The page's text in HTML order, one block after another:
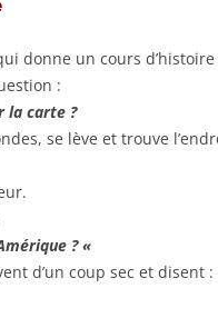
donne un cours d’histoire
:
la carte ?
se lève et trouve
? «
d’un coup sec et disent :